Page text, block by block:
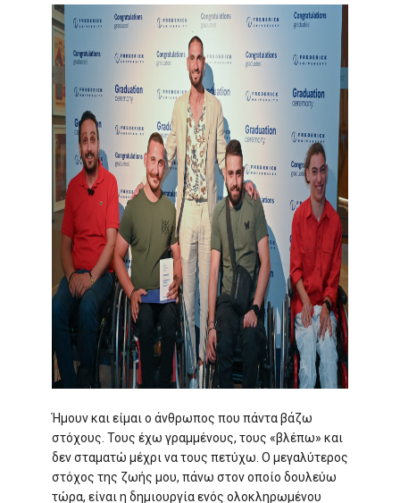
Ήμουν και είμαι ο άνθρωπος που πάντα βάζω
στόχους. Τους έχω γραμμένους, τους «βλέπω» και
δεν σταματώ μέχρι να τους πετύχω. Ο μεγαλύτερος
στόχος της ζωής μου, πάνω στον οποίο δουλεύω
τώρα, είναι η δημιουργία ενός ολοκληρωμένου